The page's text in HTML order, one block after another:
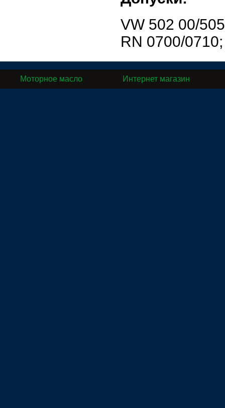
VW 502 00/
RN 0700/
Моторное масло Интернет магазин